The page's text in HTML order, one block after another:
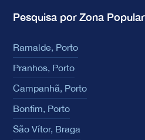
Pesquisa por Zona Popular
Ramalde, Porto
Pranhos, Porto
Campanhã, Porto
Bonfim, Porto
São Vítor, Braga